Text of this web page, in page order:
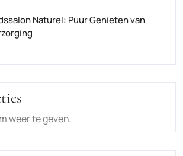
Naturel: Puur Genieten van
weer te geven.